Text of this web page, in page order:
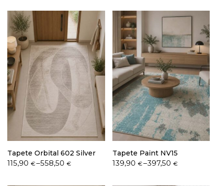
Livro de Reclamações
through
397,50 €
through
558,50 €
Tapete Orbital 602 Silver
115,90 €–558,50€
Price
Tapete Paint NV15
139,90 €–397,50 €
Price